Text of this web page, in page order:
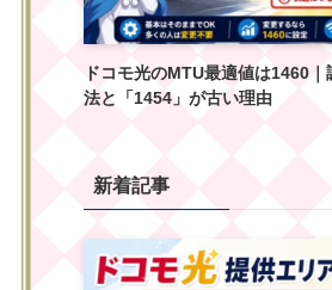
ドコモ光のMTU最適値は1460
法と「1454」が古い理由
新着記事